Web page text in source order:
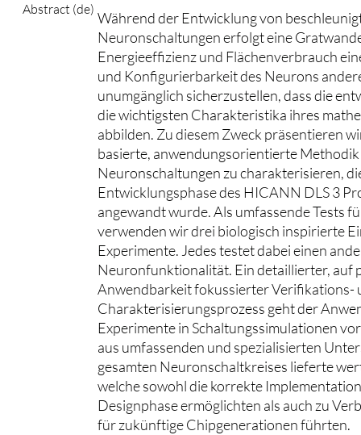
Abstract (de) Während der Entwicklung von
Neuronschaltungen erfolgt eine
Energieeffizienz und Flächenverbrauch
und Konfigurierbarkeit des Neurons
unumgänglich sicherzustellen, dass die
die wichtigsten Charakteristika ihres
abbilden. Zu diesem Zweck präsentieren
basierte, anwendungsorientierte Methodik
Neuronschaltungen zu charakterisieren,
Entwicklungsphase des HICANN DLS 3
angewandt wurde. Als umfassende Tests
verwenden wir drei biologisch inspirierte
Experimente. Jedes testet dabei einen
Neuronfunktionalität. Ein detaillierter, auf
Anwendbarkeit fokussierter Verifikations-
Charakterisierungsprozess geht der
Experimente in Schaltungssimulationen
aus umfassenden und spezialisierten
gesamten Neuronschaltkreises lieferte
welche sowohl die korrekte
Designphase ermöglichten als auch zu
für zukünftige Chipgenerationen führten.